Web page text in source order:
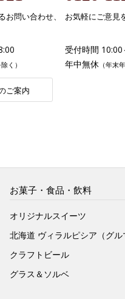
お問い合わせ、
く）
ご案内
お気軽にご意見
受付時間 10:00
年中無休 （年末
お菓子・食品・飲料
オリジナルスイーツ
北海道 ヴィラルピシア（グル
クラフトビール
グラス＆ソルベ